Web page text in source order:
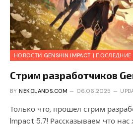
НОВОСТИ GENSHIN IMPACT |
Стрим разработчиков
BY NEKOLANDS.COM 06.06.2025
Только что, прошел стрим
Impact 5.7! Рассказываем что